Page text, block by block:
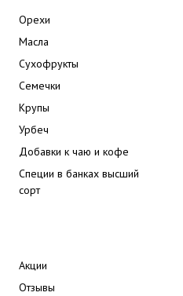
Орехи
Масла
Сухофрукты
Семечки
Крупы
Урбеч
Добавки к чаю и кофе
Специи в банках высший
сорт
Акции
Отзывы